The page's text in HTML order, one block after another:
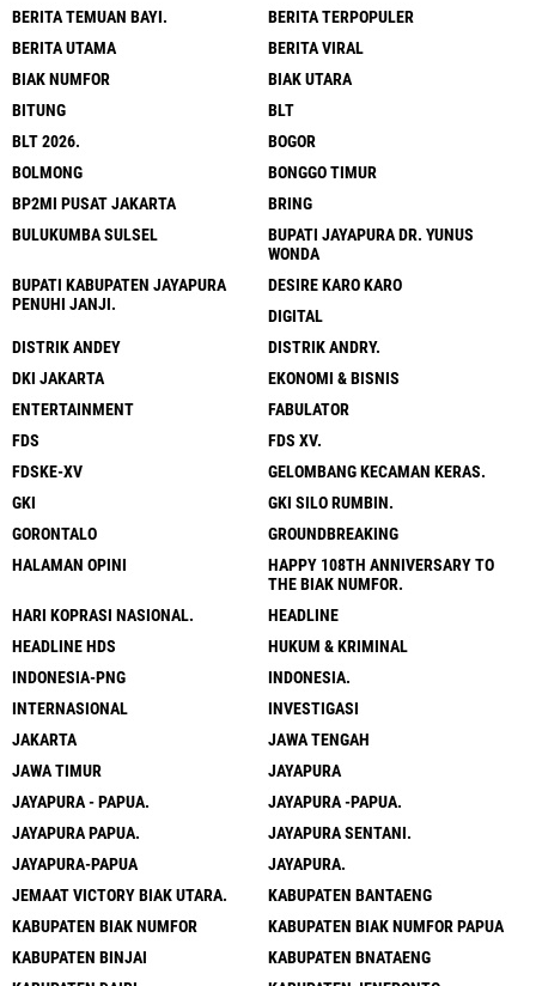
BERITA TEMUAN BAYI.
BERITA TERPOPULER
BERITA UTAMA
BERITA VIRAL
BIAK NUMFOR
BIAK UTARA
BITUNG
BLT
BLT 2026.
BOGOR
BOLMONG
BONGGO TIMUR
BP2MI PUSAT JAKARTA
BRING
BULUKUMBA SULSEL
BUPATI JAYAPURA DR. YUNUS
WONDA
BUPATI KABUPATEN JAYAPURA
PENUHI JANJI.
DESIRE KARO KARO
DIGITAL
DISTRIK ANDEY
DISTRIK ANDRY.
DKI JAKARTA
EKONOMI & BISNIS
ENTERTAINMENT
FABULATOR
FDS
FDS XV.
FDSKE-XV
GELOMBANG KECAMAN KERAS.
GKI
GKI SILO RUMBIN.
GORONTALO
GROUNDBREAKING
HALAMAN OPINI
HAPPY 108TH ANNIVERSARY TO
THE BIAK NUMFOR.
HARI KOPRASI NASIONAL.
HEADLINE
HEADLINE HDS
HUKUM & KRIMINAL
INDONESIA-PNG
INDONESIA.
INTERNASIONAL
INVESTIGASI
JAKARTA
JAWA TENGAH
JAWA TIMUR
JAYAPURA
JAYAPURA - PAPUA.
JAYAPURA -PAPUA.
JAYAPURA PAPUA.
JAYAPURA SENTANI.
JAYAPURA-PAPUA
JAYAPURA.
JEMAAT VICTORY BIAK UTARA.
KABUPATEN BANTAENG
KABUPATEN BIAK NUMFOR
KABUPATEN BIAK NUMFOR PAPUA
KABUPATEN BINJAI
KABUPATEN BNATAENG